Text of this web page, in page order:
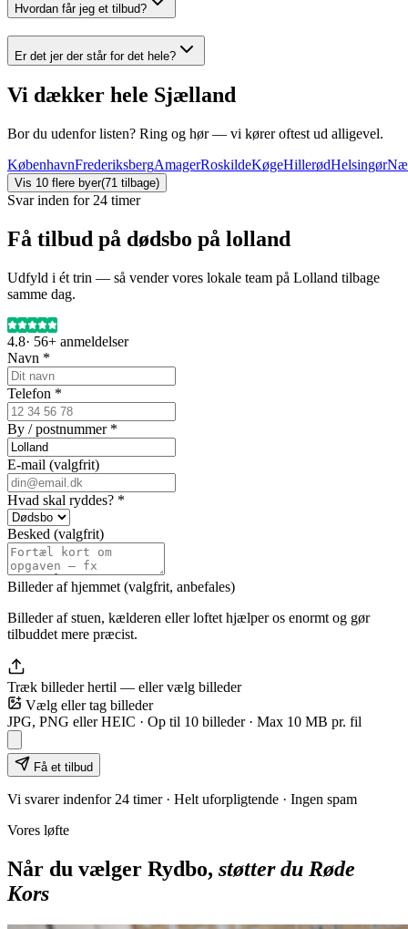
Hvordan får jeg et tilbud?
Er det jer der står for det hele?
Vi dækker hele Sjælland
Bor du udenfor listen? Ring og hør — vi kører oftest ud alligevel.
KøbenhavnFrederiksbergAmagerRoskildeKøgeHillerødHelsingør
Vis 10 flere byer(71 tilbage)
Svar inden for 24 timer
Få tilbud på dødsbo på lolland
Udfyld i ét trin — så vender vores lokale team på Lolland tilbage
samme dag.
4.8· 56+ anmeldelser
Navn *
Telefon *
By / postnummer *
E-mail (valgfrit)
Hvad skal ryddes? *
Besked (valgfrit)
Billeder af hjemmet (valgfrit, anbefales)
Billeder af stuen, kælderen eller loftet hjælper os enormt og gør
tilbuddet mere præcist.
Træk billeder hertil — ellervælg billeder
Vælg eller tag billeder
JPG, PNG eller HEIC · Op til 10 billeder · Max 10 MB pr. fil
Få et tilbud
Vi svarer indenfor 24 timer · Helt uforpligtende · Ingen spam
Vores løfte
Når du vælger Rydbo, støtter du Røde
Kors